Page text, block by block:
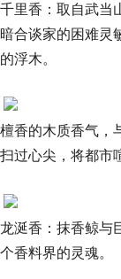
千里香：取自武当
暗合谈家的困难
的浮木。
檀香的木质香气，
扫过心尖，将都市
龙涎香：抹香鲸与
个香料界的灵魂。